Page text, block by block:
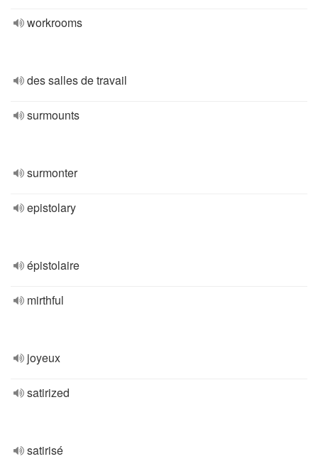
workrooms
des salles de travail
surmounts
surmonter
epistolary
épistolaire
mirthful
joyeux
satirized
satirisé